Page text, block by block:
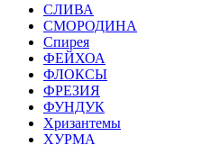
СЛИВА
СМОРОДИНА
Спирея
ФЕЙХОА
ФЛОКСЫ
ФРЕЗИЯ
ФУНДУК
Хризантемы
ХУРМА